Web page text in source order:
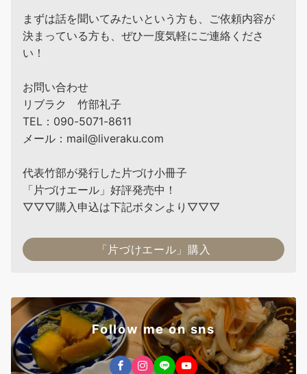
まずは話を聞いてみたいという方も、ご依頼内容が
決まっている方も、ぜひ一度気軽にご連絡くださ
い！
お問い合わせ
リブラク 竹部礼子
TEL：090-5071-8611
メール：mail@liveraku.com
代表竹部が発行した片づけ小冊子
「片づけエール」好評発売中！
▽▽▽購入申込は下記ボタンより▽▽▽
「片づけエール」購入
Follow me on sns